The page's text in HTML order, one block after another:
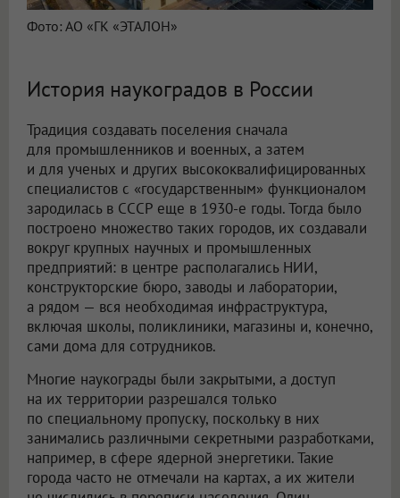
Фото: АО «ГК «ЭТАЛОН»
История наукоградов в России
Традиция создавать поселения сначала
для промышленников и военных, а затем
и для ученых и других высококвалифицированных
специалистов с «государственным» функционалом
зародилась в СССР еще в 1930-е годы. Тогда было
построено множество таких городов, их создавали
вокруг крупных научных и промышленных
предприятий: в центре располагались НИИ,
конструкторские бюро, заводы и лаборатории,
а рядом — вся необходимая инфраструктура,
включая школы, поликлиники, магазины и, конечно,
сами дома для сотрудников.
Многие наукограды были закрытыми, а доступ
на их территории разрешался только
по специальному пропуску, поскольку в них
занимались различными секретными разработками,
например, в сфере ядерной энергетики. Такие
города часто не отмечали на картах, а их жители